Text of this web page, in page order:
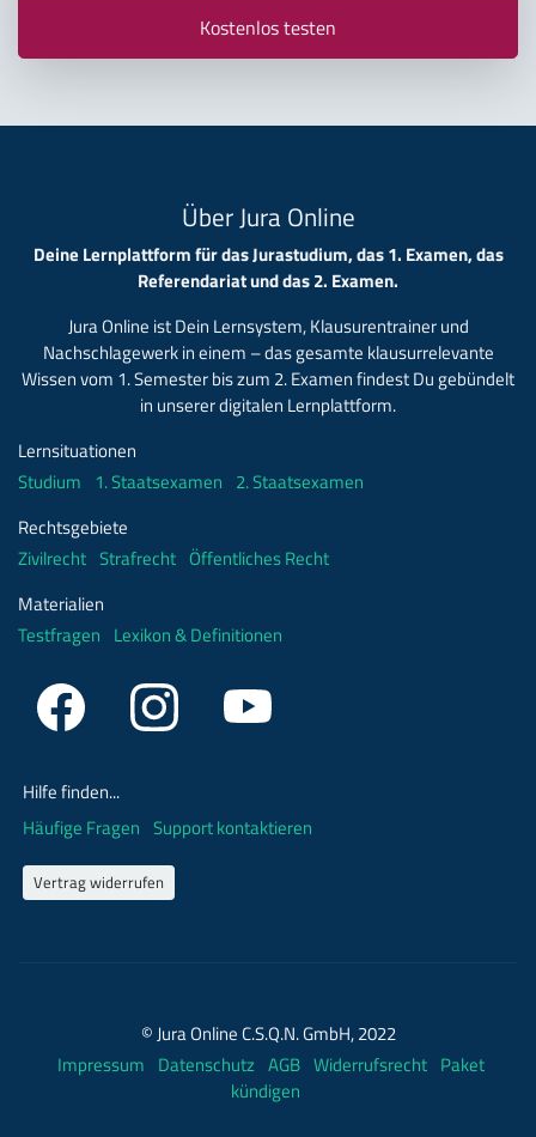
Kostenlos testen
Über Jura Online
Deine Lernplattform für das Jurastudium, das 1. Examen, das
Referendariat und das 2. Examen.
Jura Online ist Dein Lernsystem, Klausurentrainer und
Nachschlagewerk in einem – das gesamte klausurrelevante
Wissen vom 1. Semester bis zum 2. Examen findest Du gebündelt
in unserer digitalen Lernplattform.
Lernsituationen
Studium 1. Staatsexamen 2. Staatsexamen
Rechtsgebiete
Zivilrecht Strafrecht Öffentliches Recht
Materialien
Testfragen Lexikon & Definitionen
Hilfe finden...
Häufige Fragen Support kontaktieren
Vertrag widerrufen
© Jura Online C.S.Q.N. GmbH, 2022
Impressum Datenschutz AGB Widerrufsrecht Paket
kündigen